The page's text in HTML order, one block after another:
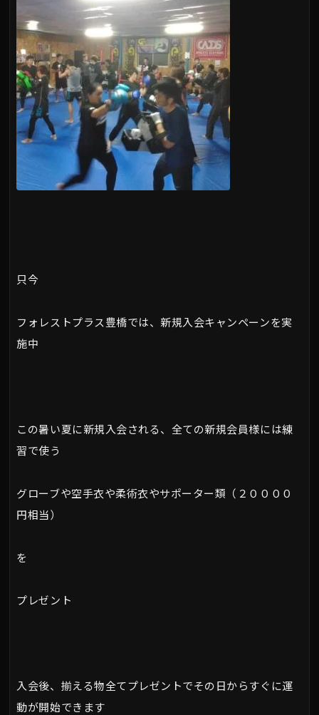
只今
フォレストプラス豊橋では、新規入会キャンペーンを実
施中
この暑い夏に新規入会される、全ての新規会員様には練
習で使う
グローブや空手衣や柔術衣やサポーター類（２００００
円相当）
を
プレゼント
入会後、揃える物全てプレゼントでその日からすぐに運
動が開始できます